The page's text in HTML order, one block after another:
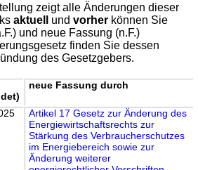
zeigt alle Änderungen dieser
aktuell undvorher können Sie
und neue Fassung (n.F.)
finden Sie dessen
des Gesetzgebers.
neue Fassung durch
Artikel 17 Gesetz zur Änderung des
Energiewirtschaftsrechts zur
Stärkung des Verbraucherschutzes
im Energiebereich sowie zur
Änderung weiterer